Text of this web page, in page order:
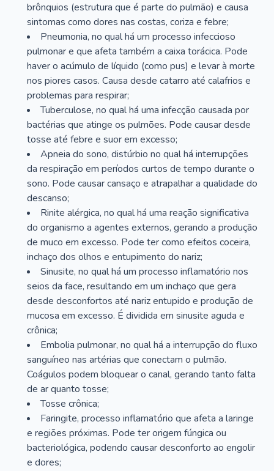
brônquios (estrutura que é parte do pulmão) e causa
sintomas como dores nas costas, coriza e febre;
Pneumonia, no qual há um processo infeccioso
pulmonar e que afeta também a caixa torácica. Pode
haver o acúmulo de líquido (como pus) e levar à morte
nos piores casos. Causa desde catarro até calafrios e
problemas para respirar;
Tuberculose, no qual há uma infecção causada por
bactérias que atinge os pulmões. Pode causar desde
tosse até febre e suor em excesso;
Apneia do sono, distúrbio no qual há interrupções
da respiração em períodos curtos de tempo durante o
sono. Pode causar cansaço e atrapalhar a qualidade do
descanso;
Rinite alérgica, no qual há uma reação significativa
do organismo a agentes externos, gerando a produção
de muco em excesso. Pode ter como efeitos coceira,
inchaço dos olhos e entupimento do nariz;
Sinusite, no qual há um processo inflamatório nos
seios da face, resultando em um inchaço que gera
desde desconfortos até nariz entupido e produção de
mucosa em excesso. É dividida em sinusite aguda e
crônica;
Embolia pulmonar, no qual há a interrupção do fluxo
sanguíneo nas artérias que conectam o pulmão.
Coágulos podem bloquear o canal, gerando tanto falta
de ar quanto tosse;
Tosse crônica;
Faringite, processo inflamatório que afeta a laringe
e regiões próximas. Pode ter origem fúngica ou
bacteriológica, podendo causar desconforto ao engolir
e dores;